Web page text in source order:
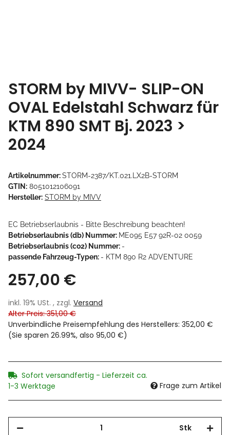
STORM by MIVV- SLIP-ON
OVAL Edelstahl Schwarz für
KTM 890 SMT Bj. 2023 >
2024
Artikelnummer:STORM-2387/KT.021.LX2B-STORM
GTIN: 8051012106091
Hersteller: STORM by MIVV
EC Betriebserlaubnis - Bitte Beschreibung beachten!
Betriebserlaubnis (db) Nummer: ME095 E57 92R-02 0059
Betriebserlaubnis (co2) Nummer: -
passende Fahrzeug-Typen: - KTM 890 R2 ADVENTURE
257,00 €
inkl. 19% USt. , zzgl. Versand
Alter Preis: 351,00 €
Unverbindliche Preisempfehlung des Herstellers: 352,00 €
(Sie sparen 26.99%, also 95,00 €)
Sofort versandfertig - Lieferzeit ca.
1-3 Werktage
Frage zum Artikel
Stk